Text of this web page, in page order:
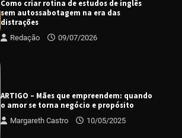
Como criar rotina de estudos de inglês
sem autossabotagem na era das
distrações
Redação 09/07/2026
ARTIGO – Mães que empreendem: quando
o amor se torna negócio e propósito
Margareth Castro 10/05/2025